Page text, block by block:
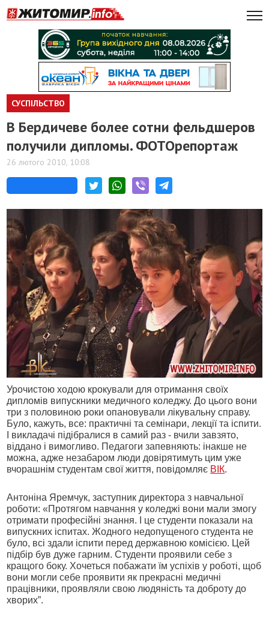
СУСПІЛЬСТВО
В Бердичеве более сотни фельдшеров
получили дипломы. ФОТОрепортаж
26 лютого 2010, 10:08
Урочистою ходою крокували для отримання своїх
дипломів випускники медичного коледжу. До цього вони
три з половиною роки опановували лікувальну справу.
Було, кажуть, все: практичні та семінари, лекції та іспити.
І викладачі підібралися в самий раз - вчили завзято,
віддано і вимогливо. Педагоги запевняють: інакше не
можна, адже незабаром люди довірятимуть цим уже
вчорашнім студентам свої життя, повідомляє ВІК.
Антоніна Яремчук, заступник директора з навчальної
роботи: «Протягом навчання у коледжі вони мали змогу
отримати професійні знання. І це студенти показали на
випускних іспитах. Жодного недопущеного студента не
було, всі здали іспити перед державною комісією. Цей
підбір був дуже гарним. Студенти проявили себе з
кращого боку. Хочеться побажати їм успіхів у роботі, щоб
вони могли себе проявити як прекрасні медичні
працівники, проявляли свою людяність та доброту до
хворих”.